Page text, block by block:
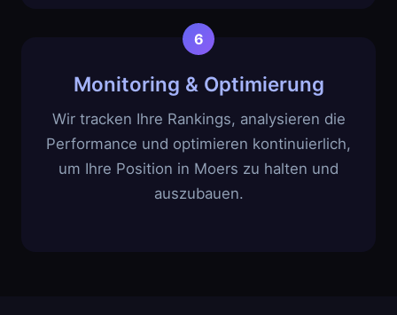
Monitoring & Optimierung
Wir tracken Ihre Rankings, analysieren die
Performance und optimieren kontinuierlich,
um Ihre Position in Moers zu halten und
auszubauen.